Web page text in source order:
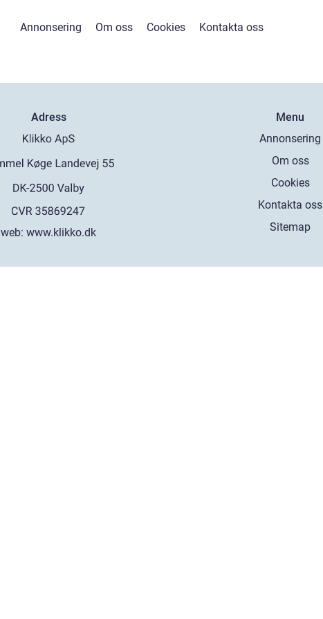
Annonsering Om oss Cookies Kontakta oss
Adress
web:www.klikko.dk
Menu
Annonsering
Om oss
Cookies
Kontakta oss
Sitemap